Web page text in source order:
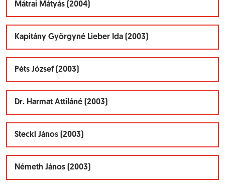
Mátrai Mátyás (2004)
Kapitány Györgyné Lieber Ida (2003)
Péts József (2003)
Dr. Harmat Attiláné (2003)
Steckl János (2003)
Németh János (2003)